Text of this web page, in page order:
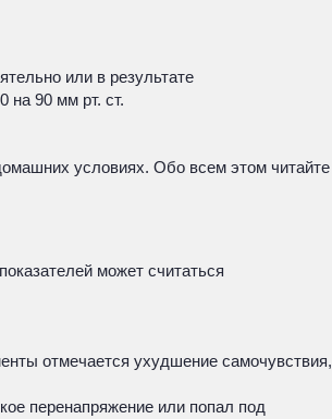
или в результате
на 90 мм рт. ст.
условиях. Обо всем этом читайте
может считаться
отмечается ухудшение самочувствия,
перенапряжение или попал под